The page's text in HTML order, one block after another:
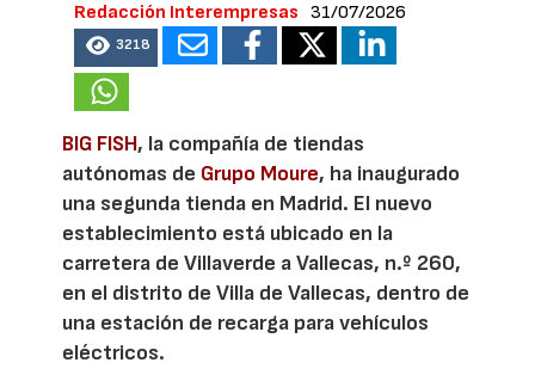
Redacción Interempresas 31/07/2026
3218
BIG FISH, la compañía de tiendas
autónomas de Grupo Moure, ha inaugurado
una segunda tienda en Madrid. El nuevo
establecimiento está ubicado en la
carretera de Villaverde a Vallecas, n.º 260,
en el distrito de Villa de Vallecas, dentro de
una estación de recarga para vehículos
eléctricos.